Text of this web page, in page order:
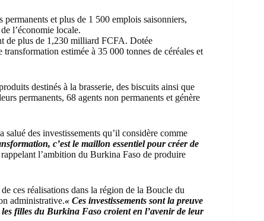
et plus de 1 500 emplois saisonniers,
l’économie locale.
de plus de 1,230 milliard FCFA. Dotée
estimée à 35 000 tonnes de céréales et
destinés à la brasserie, des biscuits ainsi que
permanents, 68 agents non permanents et génère
des investissements qu’il considère comme
c’est le maillon essentiel pour créer de
l’ambition du Burkina Faso de produire
ces réalisations dans la région de la Boucle du
administrative.« Ces investissements sont la preuve
filles du Burkina Faso croient en l’avenir de leur